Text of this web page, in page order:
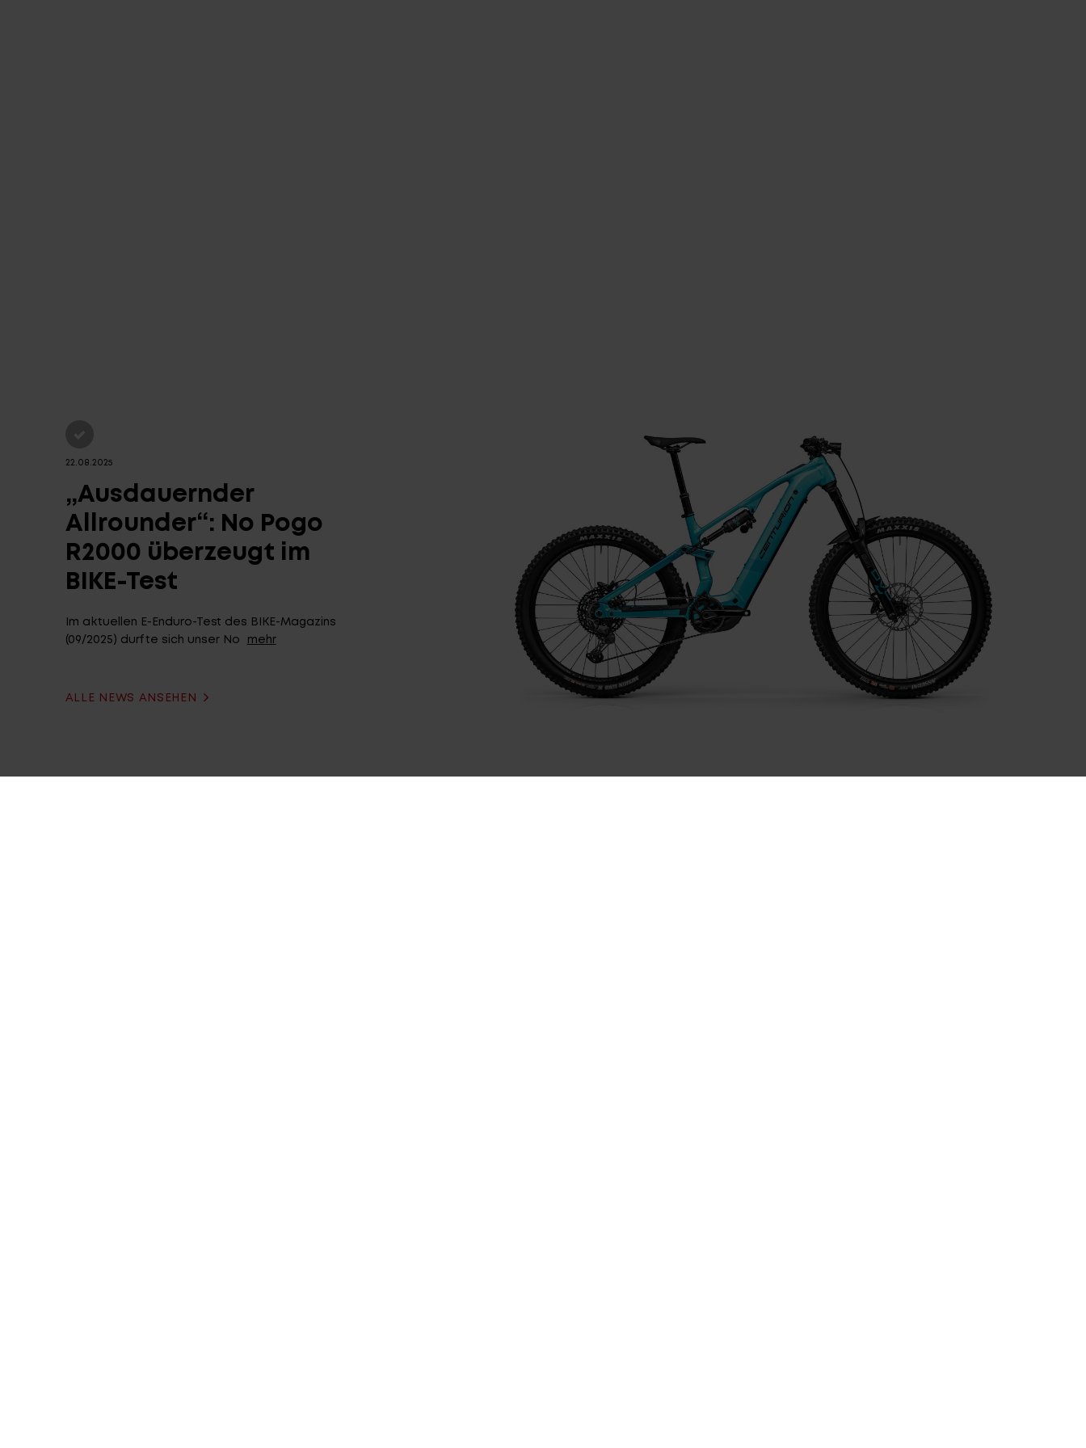
22.08.2025
„Ausdauernder
Allrounder“: No Pogo
R2000 überzeugt im
BIKE-Test
Im aktuellen E-Enduro-Test des BIKE-Magazins
(09/2025) durfte sich unser No
mehr
ALLE NEWS ANSEHEN